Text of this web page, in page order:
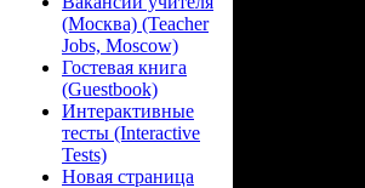
(Москва) (Teacher
Jobs, Moscow)
Гостевая книга
(Guestbook)
Интерактивные
тесты (Interactive
Tests)
Новая страница